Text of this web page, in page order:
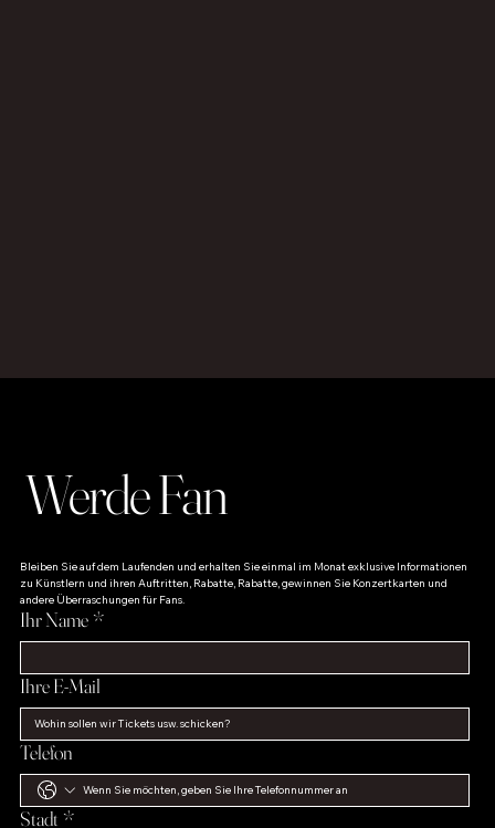
Werde Fan
Bleiben Sie auf dem Laufenden und erhalten Sie einmal im Monat exklusive Informationen
zu Künstlern und ihren Auftritten, Rabatte, Rabatte, gewinnen Sie Konzertkarten und
andere Überraschungen für Fans.
Ihr Name *
Ihre E-Mail
Telefon
Stadt *